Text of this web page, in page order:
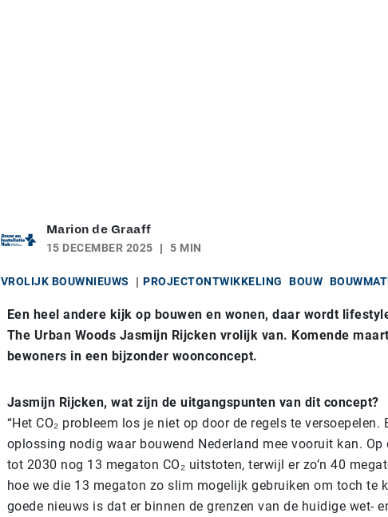
Marion de Graaff
15 DECEMBER 2025
5 MIN
VROLIJK BOUWNIEUWS PROJECTONTWIKKELING BOUW
Een heel andere kijk op bouwen en wonen, daar wordt
The Urban Woods Jasmijn Rijcken vrolijk van. Komende
bewoners in een bijzonder woonconcept.
Jasmijn Rijcken, wat zijn de uitgangspunten van dit concept?
“Het CO₂ probleem los je niet op door de regels te versoepelen.
oplossing nodig waar bouwend Nederland mee vooruit kan.
tot 2030 nog 13 megaton CO₂ uitstoten, terwijl er zo’n 40
hoe we die 13 megaton zo slim mogelijk gebruiken om toch te
goede nieuws is dat er binnen de grenzen van de huidige wet-